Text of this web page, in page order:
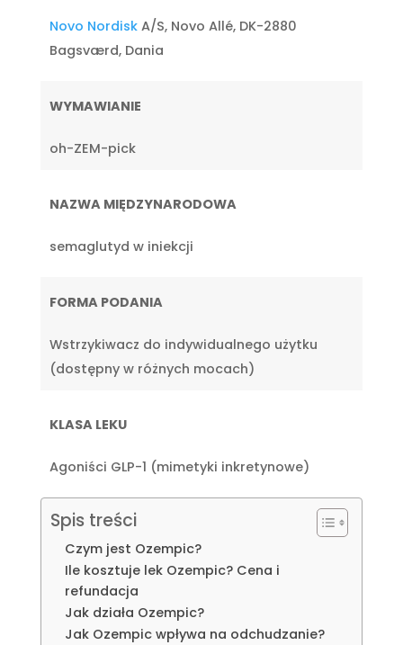
Novo NordiskA/S, Novo Allé, DK-2880
Bagsværd, Dania
WYMAWIANIE
oh-ZEM-pick
NAZWA MIĘDZYNARODOWA
semaglutyd w iniekcji
FORMA PODANIA
Wstrzykiwacz do indywidualnego użytku
(dostępny w różnych mocach)
KLASA LEKU
Agoniści GLP-1 (mimetyki inkretynowe)
Spis treści
Czym jest Ozempic?
Ile kosztuje lek Ozempic? Cena i
refundacja
Jak działa Ozempic?
Jak Ozempic wpływa na odchudzanie?